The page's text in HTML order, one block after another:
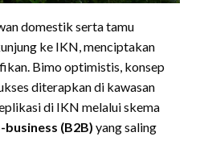
domestik serta tamu
ke IKN, menciptakan
Bimo optimistis, konsep
diterapkan di kawasan
di IKN melalui skema
(B2B) yang saling